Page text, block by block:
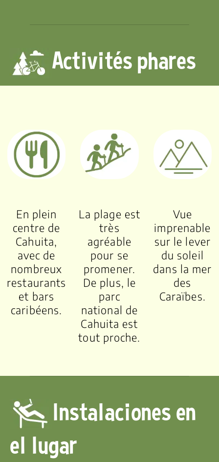
Activités phares
En plein
centre de
Cahuita,
avec de
nombreux
restaurants
et bars
caribéens.
La plage est
très
agréable
pour se
promener.
De plus, le
parc
national de
Cahuita est
tout proche.
Vue
imprenable
sur le lever
du soleil
dans la mer
des
Caraïbes.
Instalaciones en
el lugar